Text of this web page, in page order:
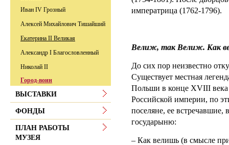
императрица (1762-1796).
Велиж, так Велиж. Как
До сих пор неизвестно
Существует местная
Польши в конце XVIII века
Российской империи, по
поселяне, ее встречавшие,
государыню:
– Как велишь (в смысле
Иван IV Грозный
Алексей Михайлович Тишайший
Екатерина II Великая
Александр I Благословленный
Николай II
Город-воин
ВЫСТАВКИ
ФОНДЫ
ПЛАН РАБОТЫ
МУЗЕЯ